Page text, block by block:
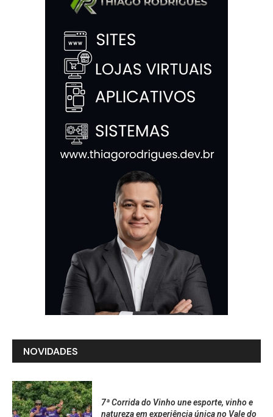
NOVIDADES
7ª Corrida do Vinho une esporte, vinho e
natureza em experiência única no Vale do